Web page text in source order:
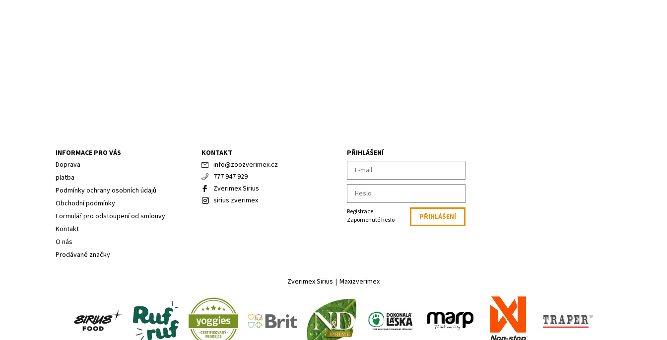
INFORMACE PRO VÁS
Doprava
platba
Podmínky ochrany osobních údajů
Obchodní podmínky
Formulář pro odstoupení od smlouvy
Kontakt
O nás
Prodávané značky
KONTAKT
info@zoozverimex.cz
777 947 929
Zverimex Sirius
sirius.zverimex
PŘIHLÁŠENÍ
Registrace
Zapomenuté heslo
Zverimex Sirius | Maxizverimex